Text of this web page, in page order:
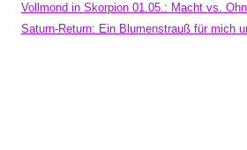
Vollmond in Skorpion 01.05.: Macht vs.
Saturn-Return: Ein Blumenstrauß für mich